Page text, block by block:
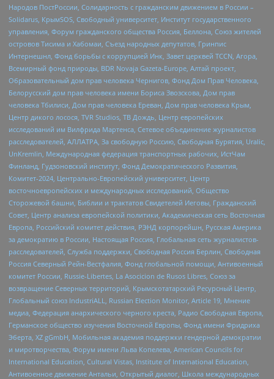
Народов ПостРоссии, Солидарность с гражданским движением в России –
Solidarus, КрымSOS, Свободный университет, Институт государственного
управления, Форум гражданского общества Россия, Беллона, Союз жителей
островов Тисима и Хабомаи, Съезд народных депутатов, Гринпис
Интернешнл, Фонд борьбы с коррупцией Инк, Завет церквей TCCN, Агора,
Всемирный фонд природы, BDR Novaja Gazeta-Europe, Алтай проект,
Образовательный дом прав человека Чернигов, Фонд Дом Прав Человека,
Белорусский дом прав человека имени Бориса Звозскова, Дом прав
человека Тбилиси, Дом прав человека Ереван, Дом прав человека Крым,
Центр дикого лосося, TVR Studios, ТВ Дождь, Центр европейских
исследований им Вилфрида Мартенса, Сетевое объединение журналистов
расследователей, АЛЛАТРА, За свободную Россию, Свободная Бурятия, Uralic,
UnKremlin, Международная федерация транспортных рабочих, ИстЧам
Финланд, Гудзоновский институт, Фонд Демократического Развития,
Комитет-2024, Центрально-Европейский университет, Центр
восточноевропейских и международных исследований, Общество
Сторожевой башни, Библии и трактатов Свидетелей Иеговы, Гражданский
Совет, Центр анализа европейской политики, Академическая сеть Восточная
Европа, Российский комитет действия, РЭНД корпорейшн, Русская Америка
за демократию в России, Настоящая Россия, Глобальная сеть журналистов-
расследователей, Служба поддержки, Свободная Россия Берлин, Свободная
Россия Северный Рейн-Вестфалия, Фонд глобальной помощи, Антивоенный
комитет России, Russie-Libertes, La Asocicion de Rusos Libres, Союз за
возвращение Северных территорий, Крымскотатарский Ресурсный Центр,
Глобальный союз IndustriALL, Russian Election Monitor, Article 19, Мнение
медиа, Федерация анархического черного креста, Радио Свободная Европа,
Германское общество изучения Восточной Европы, Фонд имени Фридриха
Эберта, XZ gGmbH, Мобильная академия поддержки гендерной демократии
и миротворчества, Форум имени Льва Копелева, American Councils for
International Education, Cultural Vistas, Institute of International Education,
Антивоенное движение Антальи, Открытый диалог, Школа международных